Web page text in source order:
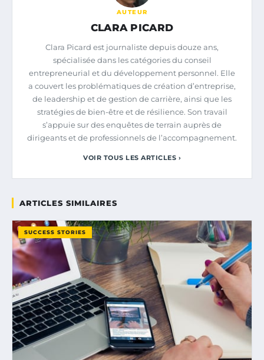
AUTEUR
CLARA PICARD
Clara Picard est journaliste depuis douze ans,
spécialisée dans les catégories du conseil
entrepreneurial et du développement personnel. Elle
a couvert les problématiques de création d’entreprise,
de leadership et de gestion de carrière, ainsi que les
stratégies de bien-être et de résilience. Son travail
s’appuie sur des enquêtes de terrain auprès de
dirigeants et de professionnels de l’accompagnement.
VOIR TOUS LES ARTICLES ›
ARTICLES SIMILAIRES
SUCCESS STORIES